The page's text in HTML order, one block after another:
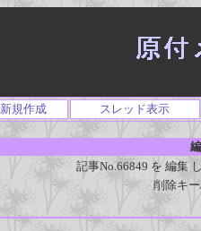
新規作成 スレッド表示
記事No.66849 を 編集
削除キ